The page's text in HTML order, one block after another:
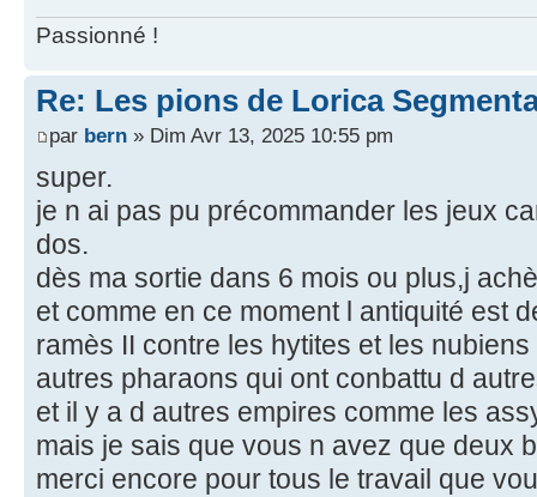
Passionné !
Re: Les pions de Lorica
par bern » Dim Avr 13, 2025 10:55 pm
super.
je n ai pas pu précommander les jeux
dos.
dès ma sortie dans 6 mois ou plus,j
et comme en ce moment l antiquité est
ramès II contre les hytites et les
autres pharaons qui ont conbattu d
et il y a d autres empires comme les
mais je sais que vous n avez que deux
merci encore pour tous le travail que